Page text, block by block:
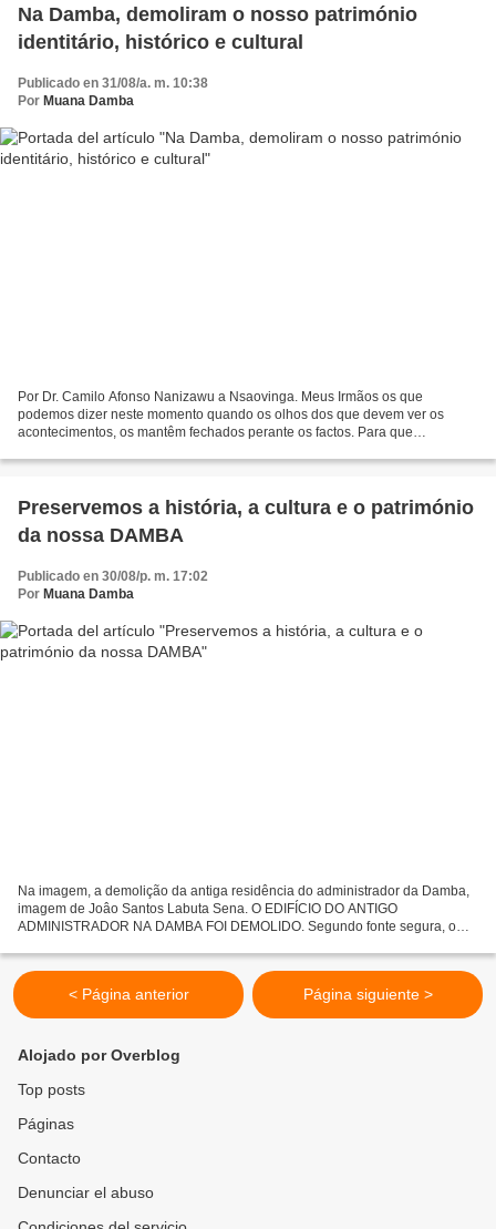
Na Damba, demoliram o nosso património
identitário, histórico e cultural
Publicado en 31/08/a. m. 10:38
Por Muana Damba
Por Dr. Camilo Afonso Nanizawu a Nsaovinga. Meus Irmãos os que
podemos dizer neste momento quando os olhos dos que devem ver os
acontecimentos, os mantêm fechados perante os factos. Para que
Preservemos a história, a cultura e o património
da nossa DAMBA
Publicado en 30/08/p. m. 17:02
Por Muana Damba
Na imagem, a demolição da antiga residência do administrador da Damba,
imagem de Joâo Santos Labuta Sena. O EDIFÍCIO DO ANTIGO
ADMINISTRADOR NA DAMBA FOI DEMOLIDO. Segundo fonte segura, o
< Página anterior Página siguiente >
Alojado por Overblog
Top posts
Páginas
Contacto
Denunciar el abuso